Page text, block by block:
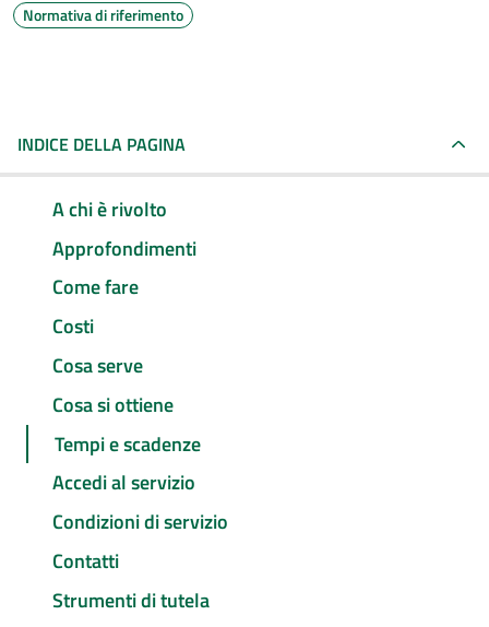
Normativa di riferimento
INDICE DELLA PAGINA
A chi è rivolto
Approfondimenti
Come fare
Costi
Cosa serve
Cosa si ottiene
Tempi e scadenze
Accedi al servizio
Condizioni di servizio
Contatti
Strumenti di tutela